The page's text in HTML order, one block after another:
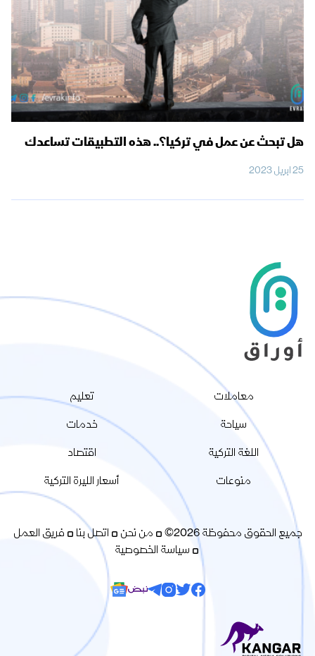
هل تبحث عن عمل في تركيا؟.. هذه التطبيقات تساعدك
25 ابريل 2023
معاملات
تعليم
سياحة
خدمات
اللغة التركية
اقتصاد
منوعات
أسعار الليرة التركية
جميع الحقوق محفوظة 2026© من نحن اتصل بنا
فريق العمل
سياسة الخصوصية